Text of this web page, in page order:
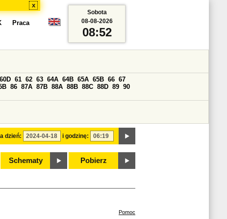
x
Praca
dzień: i godzinę:
60D 61 62 63 64A 64B 65A 65B 66 67
86 87A 87B 88A 88B 88C 88D 89 90
Schematy Pobierz
Sobota
08-08-2026
08:52
Pomoc